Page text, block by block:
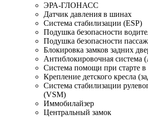
ЭРА-ГЛОНАСС
Датчик давления в шинах
Система стабилизации (ESP)
Подушка безопасности
Подушка безопасности
Блокировка замков задних
Антиблокировочная система
Система помощи при старте
Крепление детского кресла
Система стабилизации
(VSM)
Иммобилайзер
Центральный замок